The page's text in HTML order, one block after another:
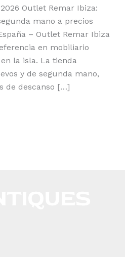
Outlet Remar Ibiza:
mano a precios
– Outlet Remar Ibiza
en mobiliario
la isla. La tienda
y de segunda mano,
de descanso […]